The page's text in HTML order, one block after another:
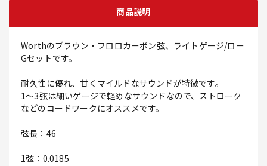
商品説明
Worthのブラウン・フロロカーボン弦、ライトゲージ/ロー
Gセットです。
耐久性に優れ、甘くマイルドなサウンドが特徴です。
1～3弦は細いゲージで軽めなサウンドなので、ストローク
などのコードワークにオススメです。
弦長：46
1弦：0.0185